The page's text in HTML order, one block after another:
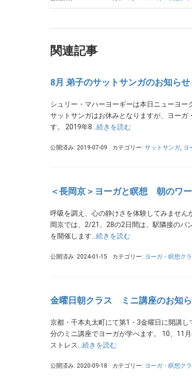
関連記事
8月 弟子のサットサンガのお知らせ
シュリー・マハーヨーギーは本日ニューヨ
サットサンガはお休みとなりますが、ヨーガ
す。 2019年8… 続きを読む
公開済み: 2019-07-09 カテゴリー: サットサンガ, ヨ
＜長岡京＞ヨーガと瞑想 朝のワー
呼吸を調え、心の静けさを体験してみませ
岡京では、2/21、28の2日間は、駅隣接のバ
を開催します… 続きを読む
公開済み: 2024-01-15 カテゴリー: ヨーガ・瞑想ク
金曜日朝クラス ミニ講座のお知
京都・千本丸太町にて第1・3金曜日に開講
分のミニ講座でヨーガが学べます。 10、11
ストレス… 続きを読む
公開済み: 2020-09-18 カテゴリー: ヨーガ・瞑想ク